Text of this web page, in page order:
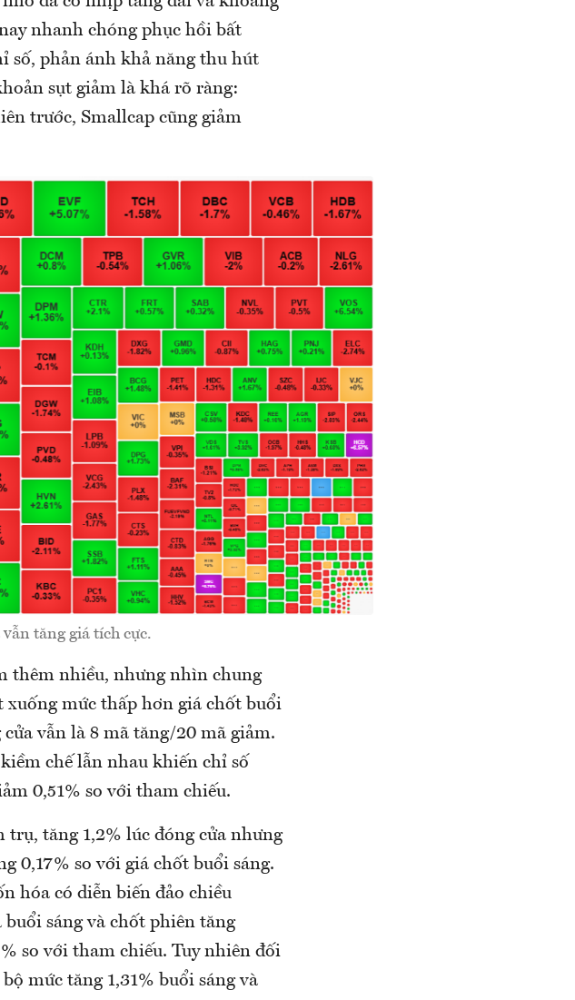
nhanh chóng phục hồi bất
số, phản ánh khả năng thu hút
sụt giảm là khá rõ ràng:
trước, Smallcap cũng giảm
tăng giá tích cực.
thêm nhiều, nhưng nhìn chung
xuống mức thấp hơn giá chốt buổi
vẫn là 8 mã tăng/20 mã giảm.
chế lẫn nhau khiến chỉ số
0,51% so với tham chiếu.
tăng 1,2% lúc đóng cửa nhưng
0,17% so với giá chốt buổi sáng.
hóa có diễn biến đảo chiều
sáng và chốt phiên tăng
so với tham chiếu. Tuy nhiên đối
mức tăng 1,31% buổi sáng và